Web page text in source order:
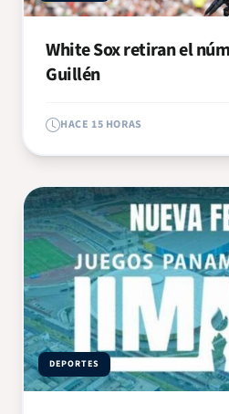
White Sox retiran el
Guillén
HACE 15 HORAS
DEPORTES